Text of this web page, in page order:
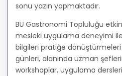
sonu yazın yapmaktadır.
BU Gastronomi Topluluğu
mesleki uygulama deneyimi
bilgileri pratiğe
günleri, alanında uzman
workshoplar, uygulama